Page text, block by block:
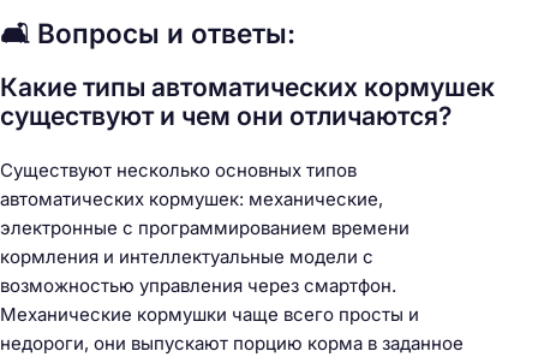
🛋️ Вопросы и ответы:
Какие типы автоматических кормушек
существуют и чем они отличаются?
Существуют несколько основных типов
автоматических кормушек: механические,
электронные с программированием времени
кормления и интеллектуальные модели с
возможностью управления через смартфон.
Механические кормушки чаще всего просты и
недороги, они выпускают порцию корма в заданное